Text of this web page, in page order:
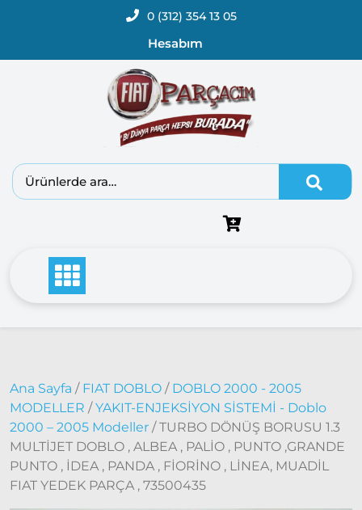
0 (312) 354 13 05
Hesabım
Fiat
Doblo
Doblo
2000 –
Ana Sayfa / FIAT DOBLO / DOBLO 2000 - 2005
MODELLER /YAKIT-ENJEKSİYON SİSTEMİ - Doblo
2000 – 2005 Modeller / TURBO DÖNÜŞ BORUSU 1.3
MULTİJET DOBLO , ALBEA , PALİO , PUNTO ,GRANDE
PUNTO , İDEA , PANDA , FİORİNO , LİNEA, MUADİL
FIAT YEDEK PARÇA , 73500435